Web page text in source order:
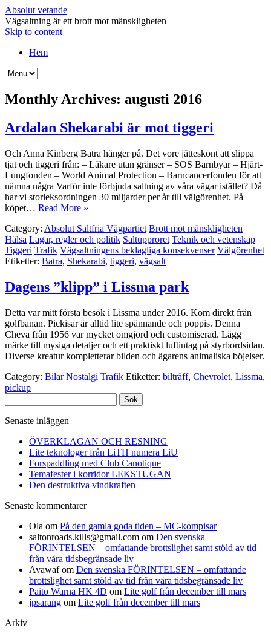
Absolut vetande
Vägsaltning är ett brott mot mänskligheten
Skip to content
Hem
Monthly Archives: augusti 2016
Ardalan Shekarabi är mot tiggeri
Och Anna Kinberg Batra hänger på. Det vore jätteskönt att slippa
tjat och tiggeri från: – Läkare utan gränser – SOS Barnbyar – Hjärt-
Lungfonden – World Animal Protection – Barncancerfonden för att
nämna några Varför inte förbjuda saltning av våra vägar istället? Då
har vi storleksordningen 30 miljarder per år till välgörenhet. På
köpet… Read More »
Category: Absolut Saltfria Vägpartiet Brott mot mänskligheten
Hälsa Lagar, regler och politik Saltupproret Teknik och vetenskap
Tiggeri Trafik Vägsaltningens beklagliga konsekvenser Välgörenhet
Etiketter: Batra, Shekarabi, tiggeri, vägsalt
Dagens ”klipp” i Lissma park
Detta var mitt första besök i Lissma under 2016. Kom direkt från
golfbanan. Pickisar är alltid lite spännande och poppis. Denna
Cheva från 1956 var mycket omgjord och customiserad. Lägg
märke till mysiga detaljer och ett praktiskt luftintag på styrbordsidan.
Diverse kreatur kompletterar bilden och ägarens animaliska böjelser.
Category: Bilar Nostalgi Trafik Etiketter: bilträff, Chevrolet, Lissma,
pickup
efter:
Senaste inläggen
ÖVERKLAGAN OCH RESNING
Lite teknologer från LiTH numera LiU
Forspaddling med Club Canotique
Temafester i korridor LEKSTUGAN
Den destruktiva vindkraften
Senaste kommentarer
Ola om På den gamla goda tiden – MC-kompisar
saltonroads.kills@gmail.com om Den svenska
FÖRINTELSEN – omfattande brottslighet samt stöld av tid
från våra tidsbegränsade liv
Avawafom Den svenska FÖRINTELSEN – omfattande
brottslighet samt stöld av tid från våra tidsbegränsade liv
Paito Warna HK 4D om Lite golf från december till mars
jpsarang om Lite golf från december till mars
Arkiv